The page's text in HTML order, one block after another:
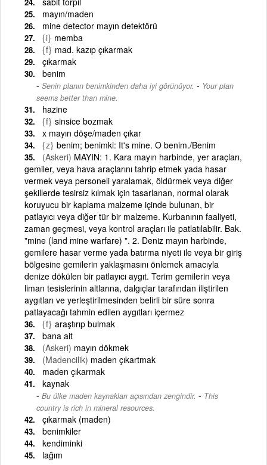
mayın/maden
mine detector mayın detektörü
{i} memba
{f} mad. kazıp çıkarmak
çıkarmak
benim
Senin planın benimkinden daha iyi görünüyor. - Your plan
seems better than mine.
hazine
{f} sinsice bozmak
x mayın döşe/maden çıkar
{z} benim; benimki: It's mine. O benim./Benim
(Askeri) MAYIN: 1. Kara mayın harbinde, yer araçları,
gemiler, veya hava araçlarını tahrip etmek yada hasar
vermek veya personeli yaralamak, öldürmek veya diğer
şekillerde tesirsiz kılmak için tasarlanan, normal olarak
koruyucu bir kaplama malzeme içinde bulunan, bir
patlayıcı veya diğer tür bir malzeme. Kurbanının faaliyeti,
zaman geçmesi, veya kontrol araçları ile patlatılabilir. Bak.
"mine (land mine warfare) ". 2. Deniz mayın harbinde,
gemilere hasar verme yada batırma niyeti ile veya bir giriş
bölgesine gemilerin yaklaşmasını önlemek amacıyla
denize dökülen bir patlayıcı aygıt. Terim gemilerin veya
liman tesislerinin altlarına, dalgıçlar tarafından iliştirilen
aygıtları ve yerleştirilmesinden belirli bir süre sonra
patlayacağı tahmin edilen aygıtları içermez
{f} araştırıp bulmak
bana ait
(Askeri) mayın dökmek
(Madencilik) maden çıkartmak
maden çıkarmak
kaynak
Bu ülke maden kaynakları açısından zengindir. - This
country is rich in mineral resources.
çıkarmak (maden)
benimkiler
kendiminki
lağım